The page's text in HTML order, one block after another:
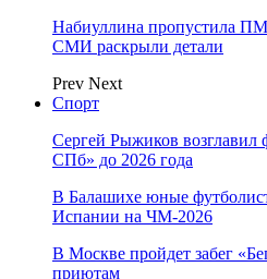
Набиуллина пропустила
СМИ раскрыли детали
Prev Next
Спорт
Сергей Рыжиков
СПб» до 2026 года
В Балашихе юные
Испании на ЧМ-2026
В Москве пройдет забег
приютам